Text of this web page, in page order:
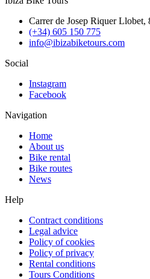
Carrer de Josep Riquer
(+34) 605 150 775
info@ibizabiketours.com
Social
Instagram
Facebook
Navigation
Home
About us
Bike rental
Bike routes
News
Help
Contract conditions
Legal advice
Policy of cookies
Policy of privacy
Rental conditions
Tours Conditions